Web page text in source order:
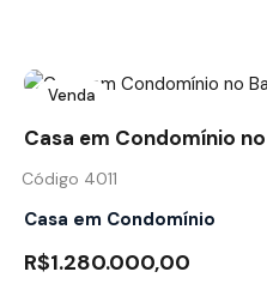
Venda
Casa em Condomínio
Código 4011
Casa em Condomínio
R$1.280.000,00